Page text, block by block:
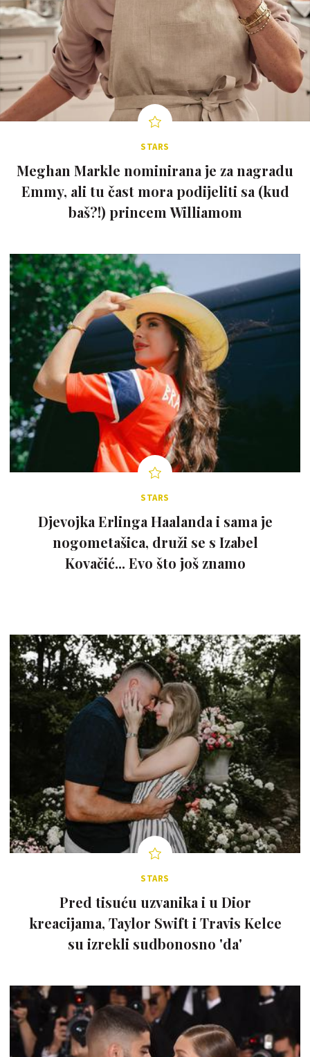
STARS
Meghan Markle nominirana je za nagradu
Emmy, ali tu čast mora podijeliti sa (kud
baš?!) princem Williamom
STARS
Djevojka Erlinga Haalanda i sama je
nogometašica, druži se s Izabel
Kovačić... Evo što još znamo
STARS
Pred tisuću uzvanika i u Dior
kreacijama, Taylor Swift i Travis Kelce
su izrekli sudbonosno 'da'